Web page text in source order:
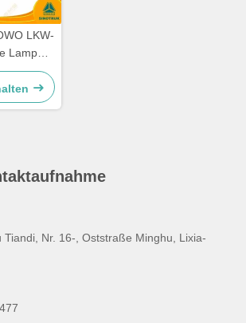
LKW-
Lamp
0008
Tiandi, Nr. 16-, Oststraße Minghu, Lixia-